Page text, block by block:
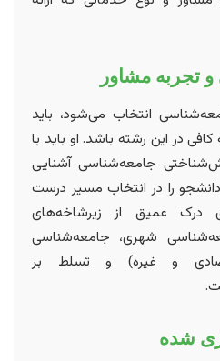
تجربه مشاور
انتخاب می‌شود، باید
در این رشته باشد. او باید با
جامعه‌شناسی آشنایی
را در انتخاب مسیر درست
درک عمیق از زیرشاخه‌های
شهری، جامعه‌شناسی
و غیره) و تسلط بر
شده